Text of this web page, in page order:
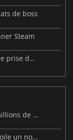
de boss
Steam
Des cartes de logiciels malveillants et une prise de contrôle de Discord ont touché Meccha Chameleon
Resident Evil: Veronica dépasse déjà 2 millions de wishlists
Beast of Reincarnation : Game Freak dévoile un nouveau pari